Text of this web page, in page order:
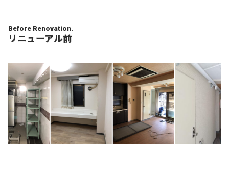
Before Renovation.
リニューアル前